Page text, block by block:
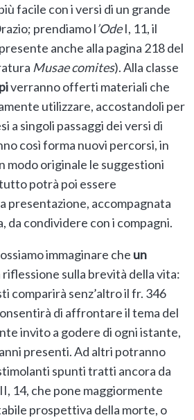
facile con i versi di un grande
prendiamo l’OdeI, 11, il
anche alla pagina 218 del
Musae comites). Alla classe
verranno offerti materiali che
utilizzare, accostandoli per
a singoli passaggi dei versi di
così forma nuovi percorsi, in
modo originale le suggestioni
potrà poi essere
presentazione, accompagnata
da condividere con i compagni.
immaginare che un
sulla brevità della vita:
comparirà senz’altro il fr. 346
di affrontare il tema del
invito a godere di ogni istante,
presenti. Ad altri potranno
spunti tratti ancora da
14, che pone maggiormente
prospettiva della morte, o